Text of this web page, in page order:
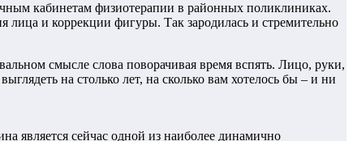
кабинетам физиотерапии в районных поликлиниках.
лица и коррекции фигуры. Так зародилась и стремительно
смысле слова поворачивая время вспять. Лицо, руки,
на столько лет, на сколько вам хотелось бы – и ни
является сейчас одной из наиболее динамично